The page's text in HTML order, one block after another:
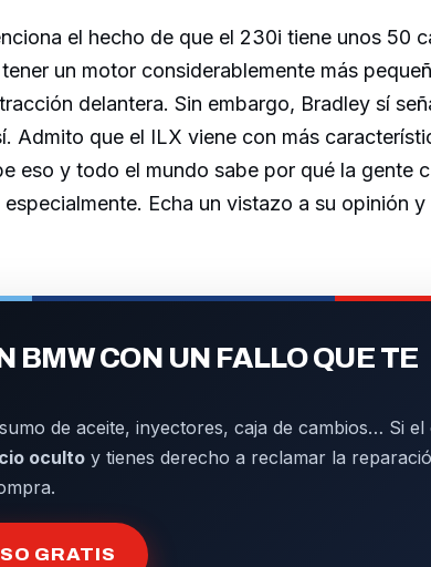
el hecho de que el 230i tiene unos 50
un motor considerablemente más
delantera. Sin embargo, Bradley sí
Admito que el ILX viene con más
eso y todo el mundo sabe por qué la gente
Echa un vistazo a su opinión
BMW CON UN FALLO QUE TE
de aceite, inyectores, caja de cambios… Si
oculto y tienes derecho a reclamar la
GRATIS